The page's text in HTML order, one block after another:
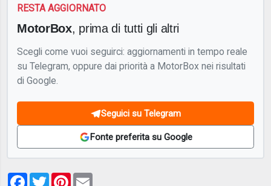
RESTA AGGIORNATO
MotorBox, prima di tutti gli altri
Scegli come vuoi seguirci: aggiornamenti in tempo reale
su Telegram, oppure dai priorità a MotorBox nei risultati
di Google.
Seguici su Telegram
Fonte preferita su Google
Facebook
TwitterPinterest